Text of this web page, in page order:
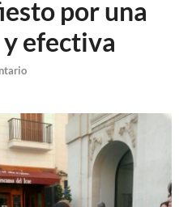
por una
efectiva